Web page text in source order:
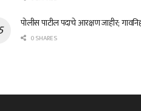
पोलीस पाटील पदाचे आरक्षण जाहीर;
0 SHARES